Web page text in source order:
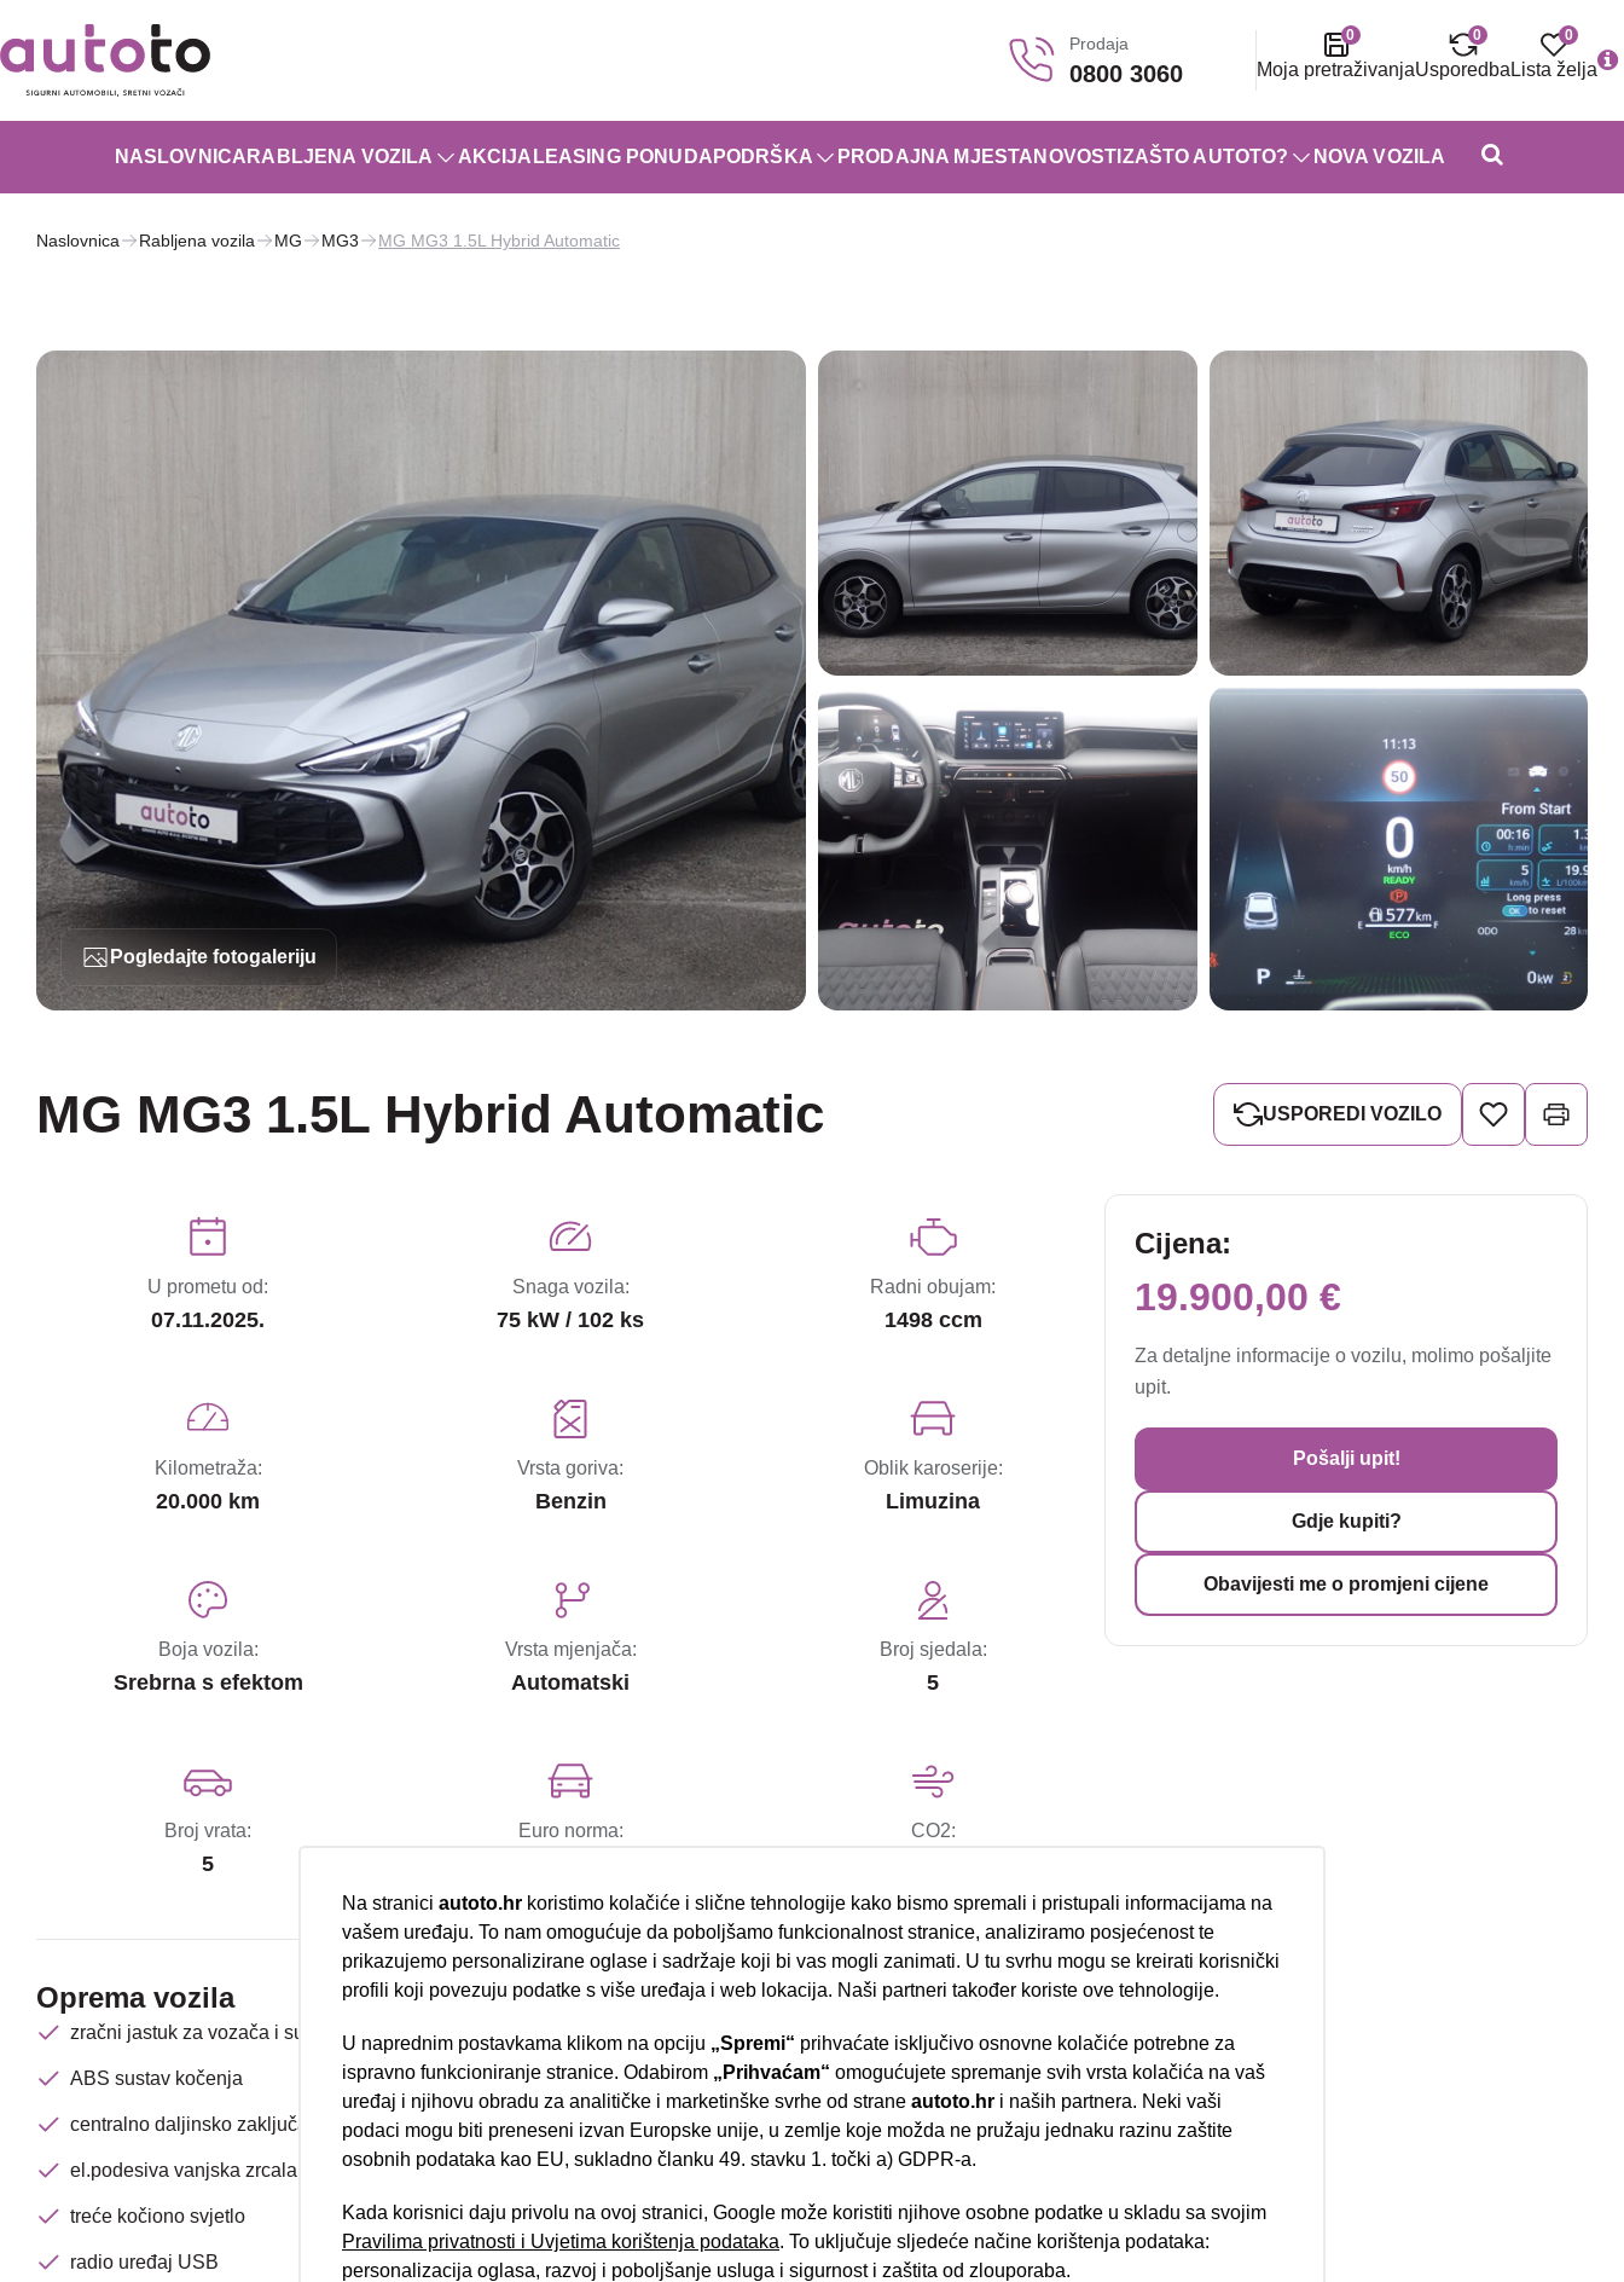
Prodaja
0800 3060
0
Moja pretraživanja
0
Usporedba
0
Lista želja
NASLOVNICA RABLJENA VOZILA AKCIJA LEASING PONUDA PODRŠKA PRODAJNA MJESTA NOVOSTI ZAŠTO AUTOTO? NOVA VOZILA
Naslovnica Rabljena vozila MG MG3 MG MG3 1.5L Hybrid Automatic
Pogledajte fotogaleriju
MG MG3 1.5L Hybrid Automatic USPOREDI VOZILO
U prometu od:
07.11.2025.
Snaga vozila:
75 kW / 102 ks
Radni obujam:
1498 ccm
Kilometraža:
20.000 km
Vrsta goriva:
Benzin
Oblik karoserije:
Limuzina
Boja vozila:
Srebrna s efektom
Vrsta mjenjača:
Automatski
Broj sjedala:
5
Broj vrata:
5
Euro norma: CO2:
Oprema vozila
zračni jastuk za vozača i suvozača bočni zračni jastuci
ABS sustav kočenja ESP sustav stabilnosti
centralno daljinsko zaključavanje el.podizači stakala
el.podesiva vanjska zrcala el.preklopiva vanjska zrcala
treće kočiono svjetlo isofix za dječje sjedalice
radio uređaj USB zaslon u boji - touchscreen
Cijena:
19.900,00 €
Za detaljne informacije o vozilu, molimo pošaljite
upit.
Pošalji upit!
Gdje kupiti?
Obavijesti me o promjeni cijene
Nova lokacija - Slavonska avenija 102, Resnik
Traži
Na stranici autoto.hr koristimo kolačiće i slične tehnologije kako bismo spremali i pristupali informacijama na
vašem uređaju. To nam omogućuje da poboljšamo funkcionalnost stranice, analiziramo posjećenost te
prikazujemo personalizirane oglase i sadržaje koji bi vas mogli zanimati. U tu svrhu mogu se kreirati korisnički
profili koji povezuju podatke s više uređaja i web lokacija. Naši partneri također koriste ove tehnologije.
U naprednim postavkama klikom na opciju „Spremi“ prihvaćate isključivo osnovne kolačiće potrebne za
ispravno funkcioniranje stranice. Odabirom „Prihvaćam“ omogućujete spremanje svih vrsta kolačića na vaš
uređaj i njihovu obradu za analitičke i marketinške svrhe od strane autoto.hr i naših partnera. Neki vaši
podaci mogu biti preneseni izvan Europske unije, u zemlje koje možda ne pružaju jednaku razinu zaštite
osobnih podataka kao EU, sukladno članku 49. stavku 1. točki a) GDPR-a.
Kada korisnici daju privolu na ovoj stranici, Google može koristiti njihove osobne podatke u skladu sa svojim
Pravilima privatnosti i Uvjetima korištenja podataka. To uključuje sljedeće načine korištenja podataka:
personalizacija oglasa, razvoj i poboljšanje usluga i sigurnost i zaštita od zlouporaba.